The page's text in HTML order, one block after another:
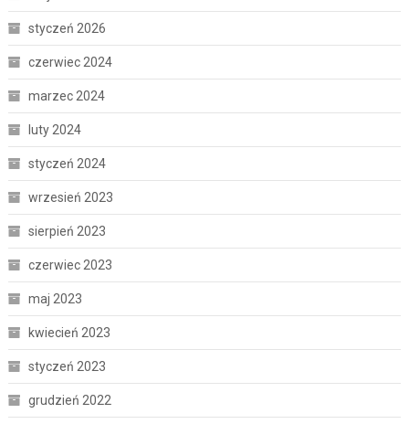
styczeń 2026
czerwiec 2024
marzec 2024
luty 2024
styczeń 2024
wrzesień 2023
sierpień 2023
czerwiec 2023
maj 2023
kwiecień 2023
styczeń 2023
grudzień 2022